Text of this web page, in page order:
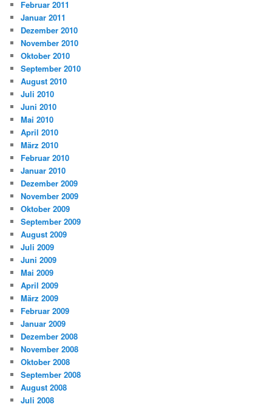
Februar 2011
Januar 2011
Dezember 2010
November 2010
Oktober 2010
September 2010
August 2010
Juli 2010
Juni 2010
Mai 2010
April 2010
März 2010
Februar 2010
Januar 2010
Dezember 2009
November 2009
Oktober 2009
September 2009
August 2009
Juli 2009
Juni 2009
Mai 2009
April 2009
März 2009
Februar 2009
Januar 2009
Dezember 2008
November 2008
Oktober 2008
September 2008
August 2008
Juli 2008